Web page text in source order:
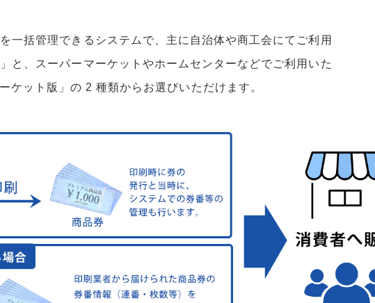
一括管理できるシステムで、主に自治体や商工会にてご利用
と、スーパーマーケットやホームセンターなどでご利用いた
ケット版」の 2 種類からお選びいただけます。